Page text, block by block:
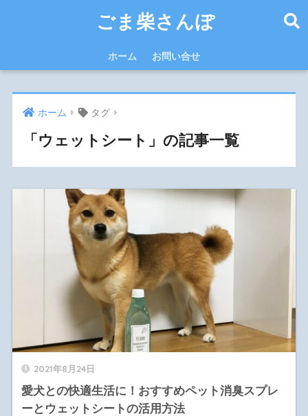
ごま柴さんぽ
ホーム お問い合せ
ホーム タグ
「ウェットシート」の記事一覧
2021年8月24日
愛犬との快適生活に！おすすめペット消臭スプレ
ーとウェットシートの活用方法